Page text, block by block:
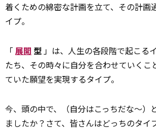
着くための綿密な計画を立て、その計画
イプ。
「 展開 型 」は、人生の各段階で起こる
たち、その時々に自分を合わせていくこ
ていた願望を実現するタイプ。
今、頭の中で、（自分はこっちだな～）
ましたか？さて、皆さんはどっちのタイ